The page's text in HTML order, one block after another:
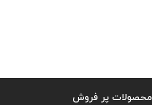
محصولات پر فروش